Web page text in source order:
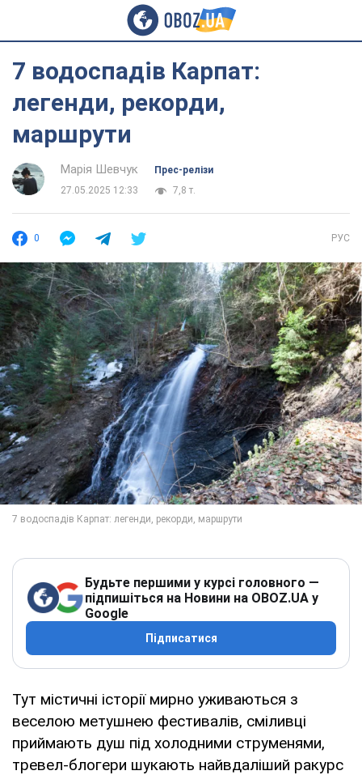
7 водоспадів Карпат:
легенди, рекорди,
маршрути
Марія Шевчук
Прес-релізи
27.05.2025 12:33
7,8 т.
0 РУС
Будьте першими у курсі головного —
підпишіться на Новини на OBOZ.UA у
Google
Підписатися
Тут містичні історії мирно уживаються з
веселою метушнею фестивалів, сміливці
приймають душ під холодними струменями,
тревел-блогери шукають найвдаліший ракурс